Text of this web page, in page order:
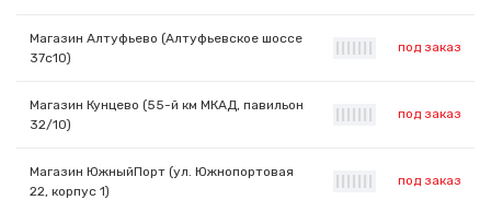
Магазин Алтуфьево (Алтуфьевское шоссе
37с10)
под заказ
Магазин Кунцево (55-й км МКАД, павильон
32/10)
под заказ
Магазин ЮжныйПорт (ул. Южнопортовая
22, корпус 1)
под заказ